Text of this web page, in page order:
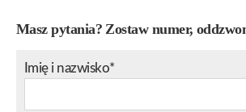
Masz pytania? Zostaw numer,
Imię i nazwisko*